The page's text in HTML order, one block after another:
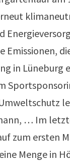
Emissionen,
in Lüneburg
… Im
zum ersten
Menge in